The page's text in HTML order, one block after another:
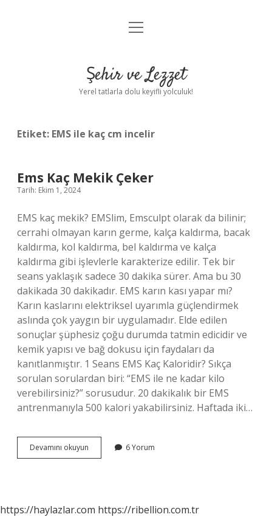
Anasayfa
Yasal Uyarı
menüyü
Şehir ve Lezzet
Yerel tatlarla dolu keyifli yolculuk!
Etiket: EMS ile kaç cm incelir
Ems Kaç Mekik Çeker
Tarih: Ekim 1, 2024
EMS kaç mekik? EMSlim, Emsculpt olarak da bilinir;
cerrahi olmayan karın germe, kalça kaldırma, bacak
kaldırma, kol kaldırma, bel kaldırma ve kalça
kaldırma gibi işlevlerle karakterize edilir. Tek bir
seans yaklaşık sadece 30 dakika sürer. Ama bu 30
dakikada 30 dakikadır. EMS karın kası yapar mı?
Karın kaslarını elektriksel uyarımla güçlendirmek
aslında çok yaygın bir uygulamadır. Elde edilen
sonuçlar şüphesiz çoğu durumda tatmin edicidir ve
kemik yapısı ve bağ dokusu için faydaları da
kanıtlanmıştır. 1 Seans EMS Kaç Kaloridir? Sıkça
sorulan sorulardan biri: “EMS ile ne kadar kilo
verebilirsiniz?” sorusudur. 20 dakikalık bir EMS
antrenmanıyla 500 kalori yakabilirsiniz. Haftada iki…
Devamını okuyun
Kaç
6 Yorum
https://haylazlar.com https://ribellion.com.tr